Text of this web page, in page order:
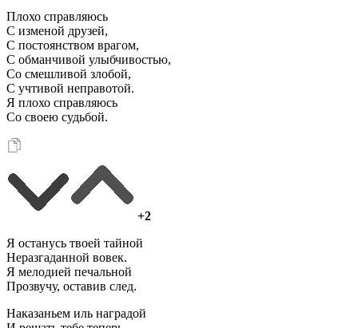
Плохо справляюсь
С изменой друзей,
С постоянством врагом,
С обманчивой улыбчивостью,
Со смешливой злобой,
С учтивой неправотой.
Я плохо справляюсь
Со своею судьбой.
+2
Я останусь твоей тайной
Неразгаданной вовек.
Я мелодией печальной
Прозвучу, оставив след.
Наказаньем иль наградой